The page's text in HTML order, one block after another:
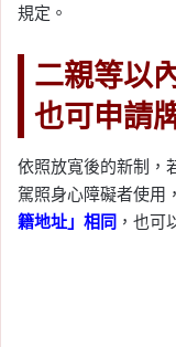
規定。
二親等以
也可申請
依照放寬後的新制，
駕照身心障礙者使用，
籍地址」相同 ，也可